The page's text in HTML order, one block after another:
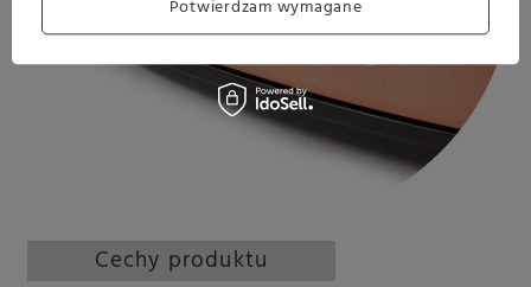
Cechy produktu
Potwierdzam wymagane